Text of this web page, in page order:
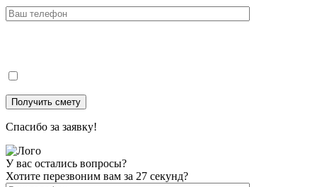
Спасибо за заявку!
У вас остались вопросы?
Хотите перезвоним вам за 27 секунд?